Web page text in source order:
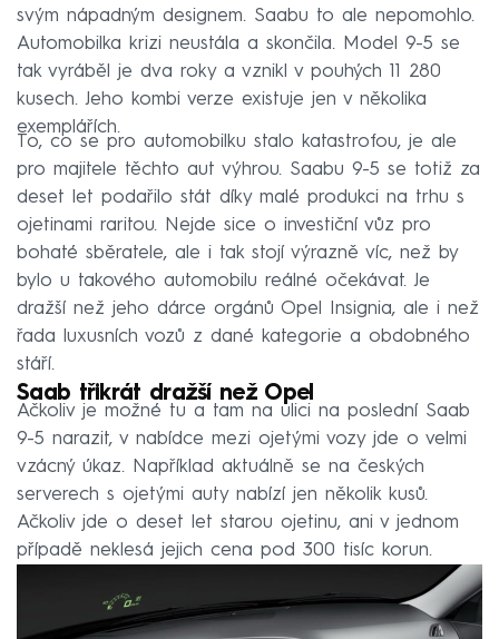
svým nápadným designem. Saabu to ale nepomohlo.
Automobilka krizi neustála a skončila. Model 9-5 se
tak vyráběl je dva roky a vznikl v pouhých 11 280
kusech. Jeho kombi verze existuje jen v několika
exemplářích.
To, co se pro automobilku stalo katastrofou, je ale
pro majitele těchto aut výhrou. Saabu 9-5 se totiž za
deset let podařilo stát díky malé produkci na trhu s
ojetinami raritou. Nejde sice o investiční vůz pro
bohaté sběratele, ale i tak stojí výrazně víc, než by
bylo u takového automobilu reálné očekávat. Je
dražší než jeho dárce orgánů Opel Insignia, ale i než
řada luxusních vozů z dané kategorie a obdobného
stáří.
Saab třikrát dražší než Opel
Ačkoliv je možné tu a tam na ulici na poslední Saab
9-5 narazit, v nabídce mezi ojetými vozy jde o velmi
vzácný úkaz. Například aktuálně se na českých
serverech s ojetými auty nabízí jen několik kusů.
Ačkoliv jde o deset let starou ojetinu, ani v jednom
případě neklesá jejich cena pod 300 tisíc korun.